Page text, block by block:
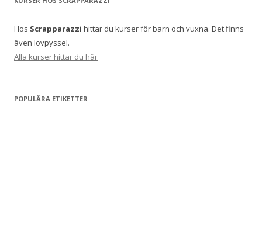
Hos Scrapparazzi hittar du kurser för barn och vuxna. Det finns
även lovpyssel.
Alla kurser hittar du här
POPULÄRA ETIKETTER